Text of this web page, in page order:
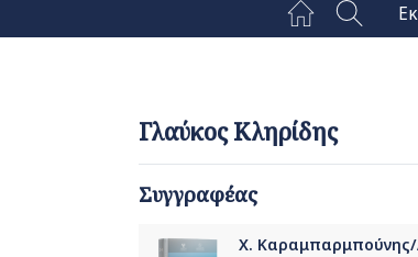
Γλαύκος Κληρίδης
Συγγραφέας
Χ. Καραμπαρμπούνης/